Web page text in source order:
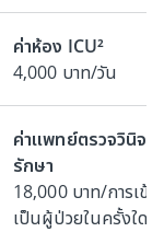
ค่าห้อง ICU²
4,000 บาท/วัน
ค่าแพทย์ตรวจวินิจฉั
รักษา
18,000 บาท/การเข้
เป็นผู้ป่วยในครั้งใด